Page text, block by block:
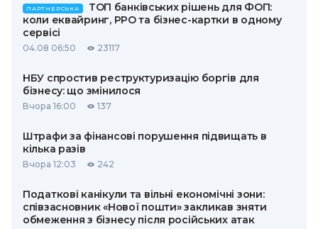
ПАРТНЕРСЬКА
ТОП банківських рішень для ФОП:
коли еквайринг, РРО та бізнес-картки в одному
сервісі
04.08 06:50 23117
НБУ спростив реструктуризацію боргів для
бізнесу: що змінилося
Вчора 16:00 137
Штрафи за фінансові порушення підвищать в
кілька разів
Вчора 12:03 242
Податкові канікули та вільні економічні зони:
співзасновник «Нової пошти» закликав зняти
обмеження з бізнесу після російських атак